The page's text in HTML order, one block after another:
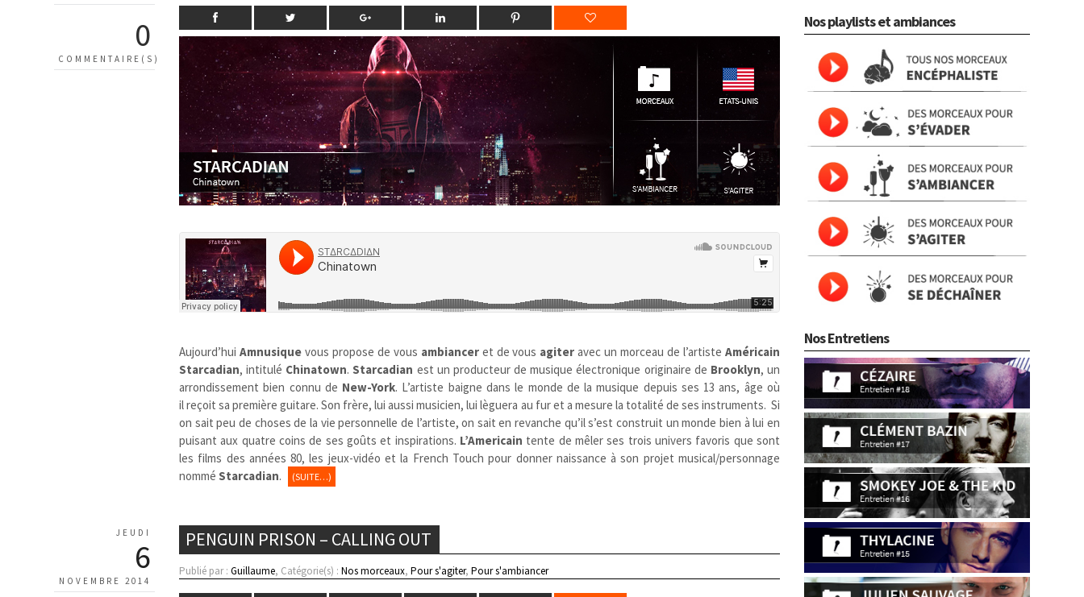
0
COMMENTAIRE(S)
Aujourd’hui Amnusiquevous propose de vous ambianceret de vous agiter avec un morceau de l’artisteAméricain
Starcadian, intitulé Chinatown.Starcadian est un producteur de musique électronique originaire de Brooklyn, un
arrondissement bien connu de New-York. L’artiste baigne dans le monde de la musique depuis ses 13 ans, âge où
il reçoit sa première guitare. Son frère, lui aussi musicien, lui lèguera au fur et a mesure la totalité de ses instruments. Si
on sait peu de choses de la vie personnelle de l’artiste, on sait en revanche qu’il s’est construit un monde bien à lui en
puisant aux quatre coins de ses goûts et inspirations. L’Americain tente de mêler ses trois univers favoris que sont
les films des années 80, les jeux-vidéo et la French Touch pour donner naissance à son projet musical/personnage
nomméStarcadian. (SUITE…)
JEUDI
6
NOVEMBRE 2014
PENGUIN PRISON – CALLING OUT
Publié par :Guillaume, Catégorie(s) :Nos morceaux,Pour s'agiter,Pour s'ambiancer
Nos playlists et ambiances
Nos Entretiens